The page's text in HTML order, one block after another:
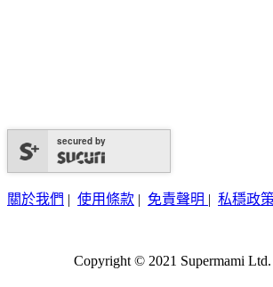
secured by
關於我們 | 使用條款 | 免責聲明 | 私穩政策
Copyright © 2021 Supermami